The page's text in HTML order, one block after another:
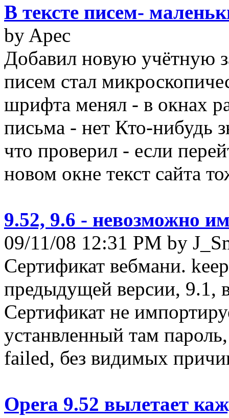
В тексте писем-
by Apec
Добавил новую учётную
писем стал
шрифта менял - в окнах
письма - нет Кто-нибудь
что проверил - если
новом окне текст сайта
9.52, 9.6 - невозможно
09/11/08 12:31 PM by
Сертификат вебмани.
предыдущей версии, 9.1,
Сертификат не
устанвленный там
failed, без видимых
Opera 9.52 вылетает